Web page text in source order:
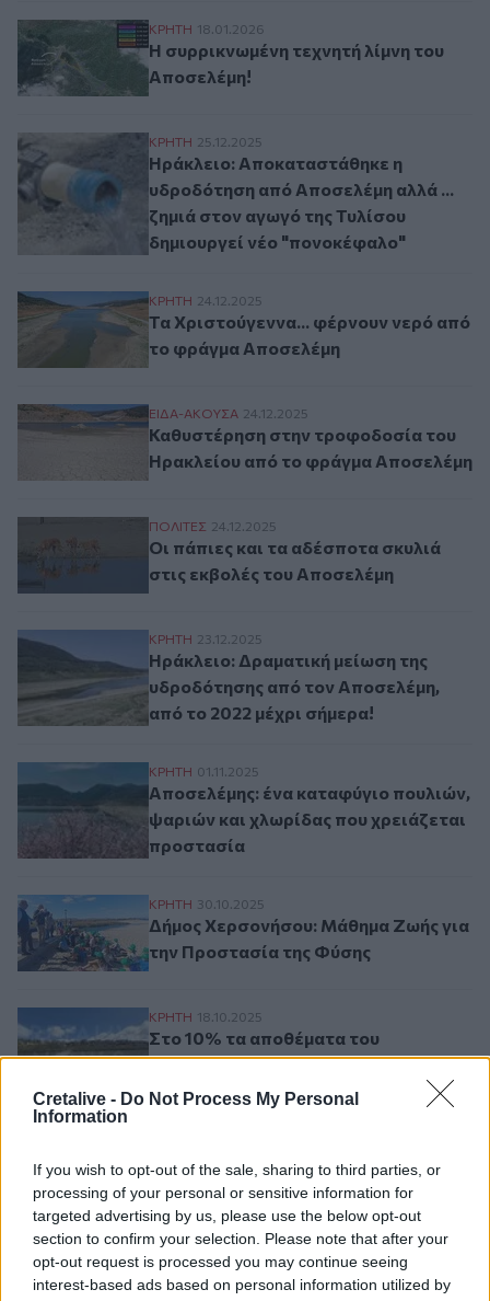
Cretalive - Do Not Process My Personal
Information
If you wish to opt-out of the sale, sharing to third parties, or
processing of your personal or sensitive information for
targeted advertising by us, please use the below opt-out
section to confirm your selection. Please note that after your
opt-out request is processed you may continue seeing
interest-based ads based on personal information utilized by
Η συρρικνωμένη τεχνητή λίμνη του
ΚΡΗΤΗ 18.01.2026
Η συρρικνωμένη τεχνητή λίμνη του
Αποσελέμη!
Ηράκλειο: Αποκαταστάθηκε η
ΚΡΗΤΗ 25.12.2025
Ηράκλειο: Αποκαταστάθηκε η
υδροδότηση από Αποσελέμη αλλά ...
ζημιά στον αγωγό της Τυλίσου
δημιουργεί νέο "πονοκέφαλο"
Τα Χριστούγεννα... φέρνουν νερό από το
ΚΡΗΤΗ 24.12.2025
Τα Χριστούγεννα... φέρνουν νερό από
το φράγμα Αποσελέμη
Καθυστέρηση στην τροφοδοσία του
ΕΙΔΑ-ΑΚΟΥΣΑ 24.12.2025
Καθυστέρηση στην τροφοδοσία του
Ηρακλείου από το φράγμα Αποσελέμη
Οι πάπιες και τα αδέσποτα σκυλιά στις
ΠΟΛΙΤΕΣ 24.12.2025
Οι πάπιες και τα αδέσποτα σκυλιά
στις εκβολές του Αποσελέμη
Ηράκλειο: Δραματική μείωση της
ΚΡΗΤΗ 23.12.2025
Ηράκλειο: Δραματική μείωση της
υδροδότησης από τον Αποσελέμη,
από το 2022 μέχρι σήμερα!
Αποσελέμης: ένα καταφύγιο πουλιών,
ΚΡΗΤΗ 01.11.2025
Αποσελέμης: ένα καταφύγιο πουλιών,
ψαριών και χλωρίδας που χρειάζεται
προστασία
Δήμος Χερσονήσου: Μάθημα Ζωής για
ΚΡΗΤΗ 30.10.2025
Δήμος Χερσονήσου: Μάθημα Ζωής για
την Προστασία της Φύσης
Στο 10% τα αποθέματα του φράγματος
ΚΡΗΤΗ 18.10.2025
Στο 10% τα αποθέματα του
φράγματος Αποσελέμη - Δείτε
εικόνες
Σελιδοποίηση
Προηγούμενη σελίδα
Current page
1 Next page